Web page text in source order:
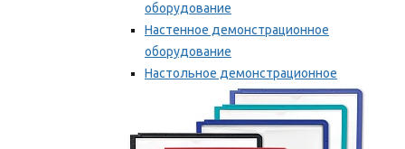
оборудование
Настенное демонстрационное
оборудование
Настольное демонстрационное
оборудование
Мы рекомендуем